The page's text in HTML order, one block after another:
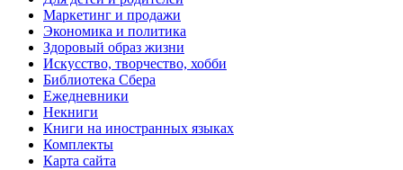
Маркетинг и продажи
Экономика и политика
Здоровый образ жизни
Искусство, творчество, хобби
Библиотека Сбера
Ежедневники
Некниги
Книги на иностранных языках
Комплекты
Карта сайта